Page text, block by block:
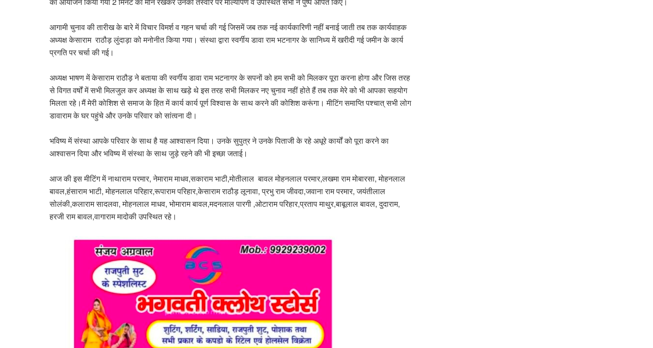
आगामी चुनाव की तारीख के बारे में विचार विमर्श व गहन चर्चा की गई जिसमें जब तक नई कार्यकारिणी नहीं बनाई जाती तब तक कार्यवाहक
अध्यक्ष केसाराम राठौड़ लुंदाड़ा को मनोनीत किया गया। संस्था द्वारा स्वर्गीय डावा राम भटनागर के सानिध्य में खरीदी गई जमीन के कार्य
प्रगति पर चर्चा की गई।
अध्यक्ष भाषण में केसाराम राठौड़ ने बताया की स्वर्गीय डावा राम भटनागर के सपनों को हम सभी को मिलकर पूरा करना होगा और जिस तरह
से विगत वर्षों में सभी मिलजुल कर अध्यक्ष के साथ खड़े थे इस तरह सभी मिलकर नए चुनाव नहीं होते हैं तब तक मेरे को भी आपका सहयोग
मिलता रहे।मैं मेरी कोशिश से समाज के हित में कार्य कार्य पूर्ण विश्वास के साथ करने की कोशिश करूंगा। मीटिंग समाप्ति पश्चात् सभी लोग
डावाराम के घर पहुंचे और उनके परिवार को सांत्वना दी।
भविष्य में संस्था आपके परिवार के साथ है यह आश्वासन दिया। उनके सुपुत्र ने उनके पिताजी के रहे अधूरे कार्यों को पूरा करने का
आश्वासन दिया और भविष्य में संस्था के साथ जुड़े रहने की भी इच्छा जताई।
आज की इस मीटिंग में नाथाराम परमार, नेमाराम माधव,सकाराम भाटी,मोतीलाल बावल मोहनलाल परमार,लखमा राम मोबारसा, मोहनलाल
बावल,हंसाराम भाटी, मोहनलाल परिहार,रूपाराम परिहार,केसाराम राठौड़ लूनावा, प्रभु राम जीवदा,जवाना राम परमार, जयंतीलाल
सोलंकी,कलाराम सादलवा, मोहनलाल माधव, भोमाराम बावल,मदनलाल पारगी ,ओटाराम परिहार,प्रताप माथुर,बाबूलाल बावल, दुदाराम,
हरजी राम बावल,वागाराम मादोकी उपस्थित रहे।